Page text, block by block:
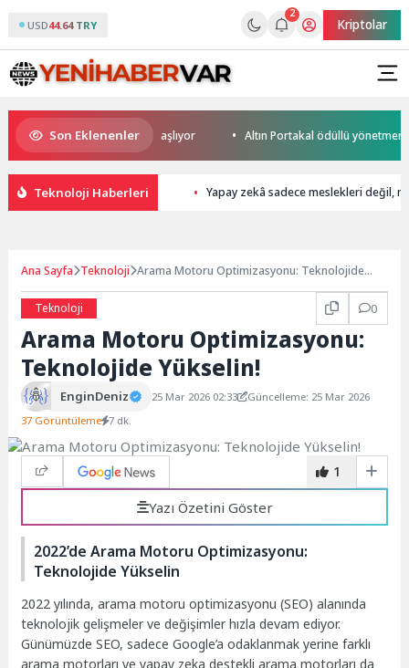
USD44.64 TRY
2
Kriptolar
Son Eklenenler
Heyecanı Paris’te Başlıyor Altın Portakal ödüllü yönetmen jüri
Teknoloji Haberleri Yapay zekâ sadece meslekleri değil,
Ana Sayfa Teknoloji Arama Motoru Optimizasyonu: Teknolojide
Teknoloji
0
Arama Motoru Optimizasyonu:
Teknolojide Yükselin!
EnginDeniz 25 Mar 2026 02:33
Güncelleme: 25 Mar 2026
37 Görüntüleme 7 dk.
1
Yazı Özetini Göster
2022’de Arama Motoru Optimizasyonu:
Teknolojide Yükselin
2022 yılında, arama motoru optimizasyonu (SEO) alanında
teknolojik gelişmeler ve değişimler hızla devam ediyor.
Günümüzde SEO, sadece Google’a odaklanmak yerine farklı
arama motorları ve yapay zeka destekli arama motorları da